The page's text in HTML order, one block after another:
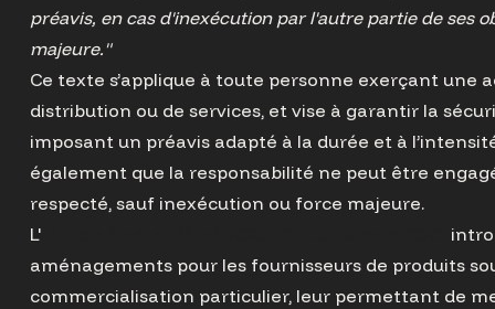
préavis, en cas d'inexécution par l'autre partie de ses
majeure."
Ce texte s’applique à toute personne exerçant une
distribution ou de services, et vise à garantir la
imposant un préavis adapté à la durée et à
également que la responsabilité ne peut être
respecté, sauf inexécution ou force majeure.
L'
aménagements pour les fournisseurs de produits
commercialisation particulier, leur permettant de